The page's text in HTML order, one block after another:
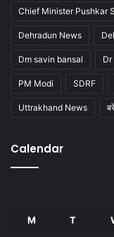
Chief Minister Pushkar
Dehradun News
Dm savin bansal
PM Modi SDRF
Uttrakhand News
Calendar
M T